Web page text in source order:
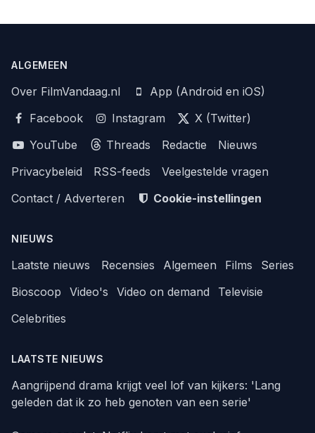
ALGEMEEN
Over FilmVandaag.nl
App (Android en iOS)
Facebook
Instagram
X (Twitter)
YouTube
Threads Redactie
Nieuws
Privacybeleid
RSS-feeds
Veelgestelde vragen
Contact / Adverteren
Cookie-instellingen
NIEUWS
Laatste nieuws Recensies Algemeen Films
Series
Bioscoop
Video's Video on demand
Televisie
Celebrities
LAATSTE NIEUWS
Aangrijpend drama krijgt veel lof van kijkers: 'Lang
geleden dat ik zo heb genoten van een serie'